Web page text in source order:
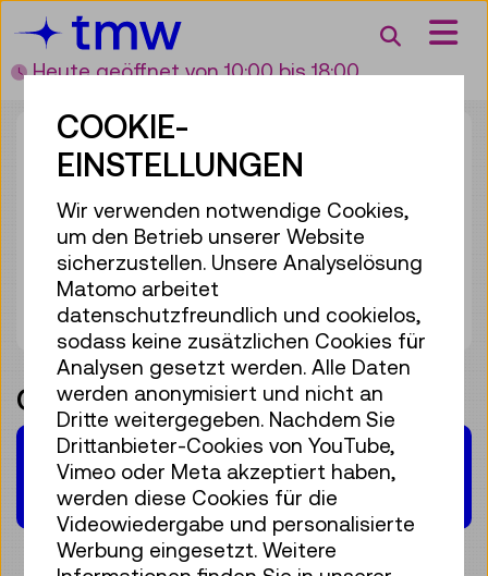
Zum Inhalt
Zum Hauptmenü
Zur Suche
Zur Zielgruppennavigation
Suche
Heute geöffnetvon 10:00 bis 18:00
BETON DIALOG
ÖSTERREICH
Gemeinsame Involvements
Hauptsponsor der Ausstellung
Materialwelten
COOKIE-
EINSTELLUNGEN
Wir verwenden notwendige Cookies,
um den Betrieb unserer Website
sicherzustellen. Unsere Analyselösung
Matomo arbeitet
datenschutzfreundlich und cookielos,
sodass keine zusätzlichen Cookies für
Analysen gesetzt werden. Alle Daten
werden anonymisiert und nicht an
Dritte weitergegeben. Nachdem Sie
Drittanbieter-Cookies von YouTube,
Vimeo oder Meta akzeptiert haben,
werden diese Cookies für die
Videowiedergabe und personalisierte
Werbung eingesetzt. Weitere